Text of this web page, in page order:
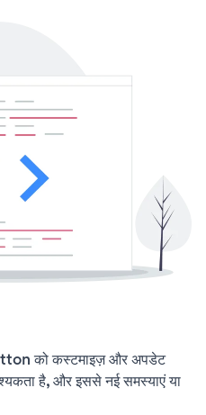
को कस्टमाइज़ और अपडेट
है, और इससे नई समस्याएं या